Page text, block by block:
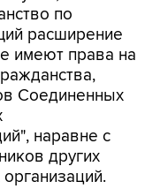
по
расширение
имеют права на
Соединенных
наравне с
других